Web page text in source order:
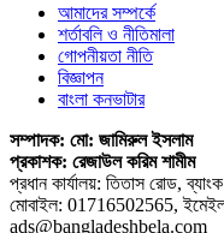
আমাদের সম্পর্কে
শর্তাবলি ও নীতিমালা
গোপনীয়তা নীতি
বিজ্ঞাপন
বাংলা কনভাটার
সম্পাদক: মো: জামিরুল ইসলাম
প্রকাশক: রেজাউল করিম শামীম
প্রধান কার্যালয়: তিতাস রোড,
মোবাইল: 01716502565,
ads@bangladeshbela.com